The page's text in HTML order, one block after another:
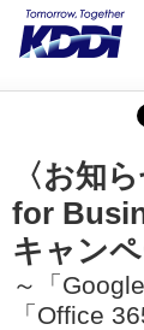
〈お知
for
キャン
～「
「Office